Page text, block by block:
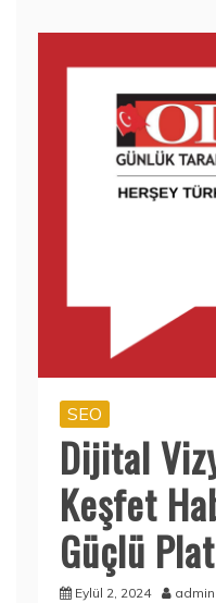
SEO
Dijital
Keşfet
Güçlü
Eylül 2, 2024 admin